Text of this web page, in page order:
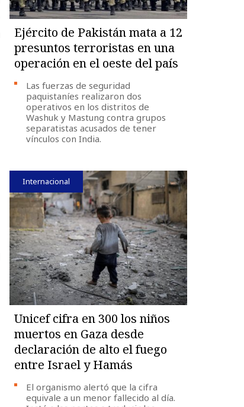
Ejército de Pakistán mata a 12
presuntos terroristas en una
operación en el oeste del país
Las fuerzas de seguridad
paquistaníes realizaron dos
operativos en los distritos de
Washuk y Mastung contra grupos
separatistas acusados de tener
vínculos con India.
Internacional
Unicef cifra en 300 los niños
muertos en Gaza desde
declaración de alto el fuego
entre Israel y Hamás
El organismo alertó que la cifra
equivale a un menor fallecido al día.